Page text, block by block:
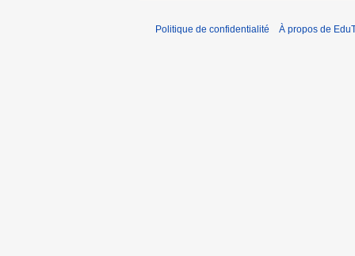
Politique de confidentialité À propos de